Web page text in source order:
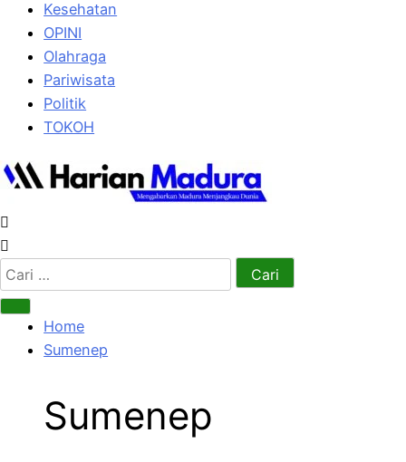
Kesehatan
OPINI
Olahraga
Pariwisata
Politik
TOKOH
Cari
untuk:
Home
Sumenep
Sumenep